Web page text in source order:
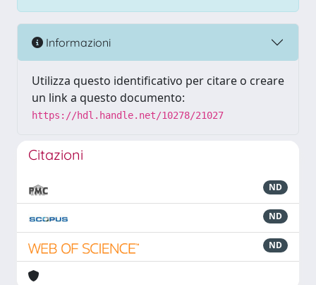
Informazioni
Utilizza questo identificativo per citare o creare
un link a questo documento:
https://hdl.handle.net/10278/21027
Citazioni
ND
ND
ND